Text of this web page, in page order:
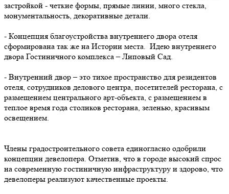
застройкой - четкие формы, прямые линии, много стекла,
монументальность, декоративные детали.
- Концепция благоустройства внутреннего двора отеля
сформирована так же на Истории места. Идею внутреннего
двора Гостиничного комплекса – Липовый Сад.
- Внутренний двор – это тихое пространство для резидентов
отеля, сотрудников делового центра, посетителей ресторана, с
размещением центрального арт-объекта, с размещением в
теплое время года столиков ресторана, зеленью, красивым
освещением.
Члены градостроительного совета единогласно одобрили
концепции девелопера. Отметив, что в городе высокий спрос
на современную гостиничную инфраструктуру и здорово, что
девелоперы реализуют качественные проекты.